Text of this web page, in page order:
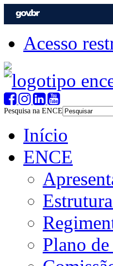
Acesso
Pesquisa na ENCE
Início
ENCE
Plano